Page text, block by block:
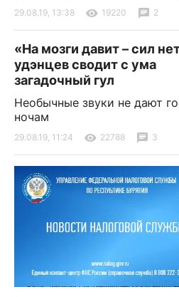
29.08.19, 13:38 19220 2
«На мозги давит – сил
удэнцев сводит с ума
загадочный гул
Необычные звуки не дают
ночам
29.08.19, 11:24 22788 3